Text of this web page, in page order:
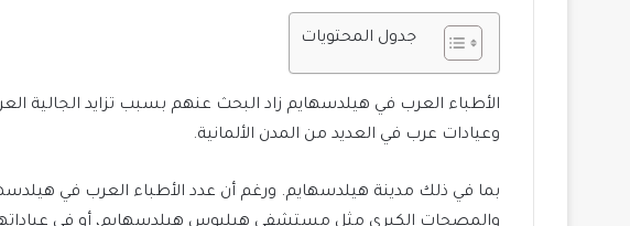
جدول المحتويات
الأطباء العرب في هيلدسهايم زاد البحث عنهم بسبب تزايد الجالية
وعيادات عرب في العديد من المدن الألمانية.
بما في ذلك مدينة هيلدسهايم. ورغم أن عدد الأطباء العرب في
والمصحات الكبرى مثل مستشفى هيليوس هيلدسهايم، أو في